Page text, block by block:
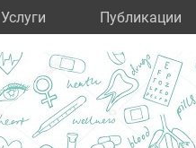
Услуги Публикации